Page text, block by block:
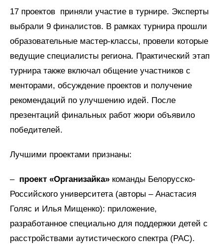
17 проектов приняли участие в турнире. Эксперты
выбрали 9 финалистов. В рамках турнира прошли
образовательные мастер-классы, провели которые
ведущие специалисты региона. Практический этап
турнира также включал общение участников с
менторами, обсуждение проектов и получение
рекомендаций по улучшению идей. После
презентаций финальных работ жюри объявило
победителей.
Лучшими проектами признаны:
– проект «Организайка» команды Белорусско-
Российского университета (авторы – Анастасия
Голяс и Илья Мищенко): приложение,
разработанное специально для поддержки детей с
расстройствами аутистического спектра (РАС).